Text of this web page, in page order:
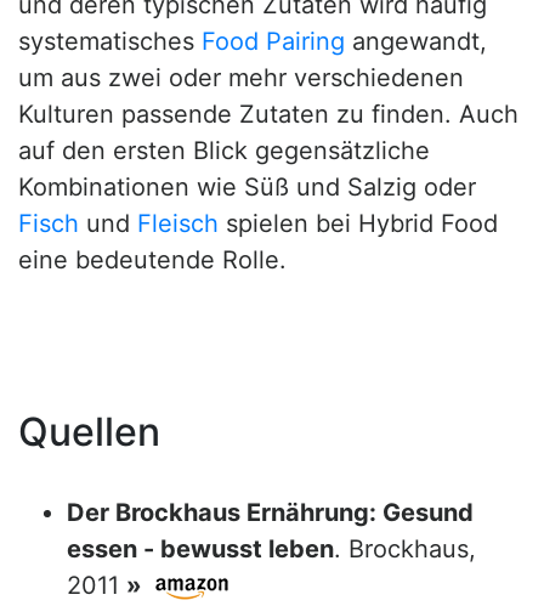
systematisches Food Pairing angewandt,
um aus zwei oder mehr verschiedenen
Kulturen passende Zutaten zu finden. Auch
auf den ersten Blick gegensätzliche
Kombinationen wie Süß und Salzig oder
Fisch und Fleisch spielen bei Hybrid Food
eine bedeutende Rolle.
Quellen
Der Brockhaus Ernährung: Gesund
essen - bewusst leben. Brockhaus,
2011 »